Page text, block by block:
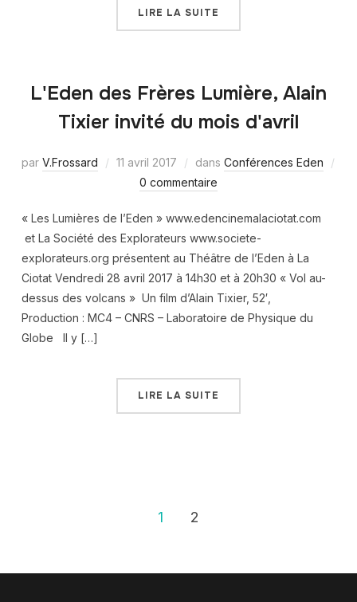
LIRE LA SUITE
L'Eden des Frères Lumière, Alain
Tixier invité du mois d'avril
par V.Frossard 11 avril 2017 dans Conférences Eden
0 commentaire
« Les Lumières de l’Eden » www.edencinemalaciotat.com
et La Société des Explorateurs www.societe-
explorateurs.org présentent au Théâtre de l’Eden à La
Ciotat Vendredi 28 avril 2017 à 14h30 et à 20h30 « Vol au-
dessus des volcans » Un film d’Alain Tixier, 52′,
Production : MC4 – CNRS – Laboratoire de Physique du
Globe Il y […]
LIRE LA SUITE
1 2